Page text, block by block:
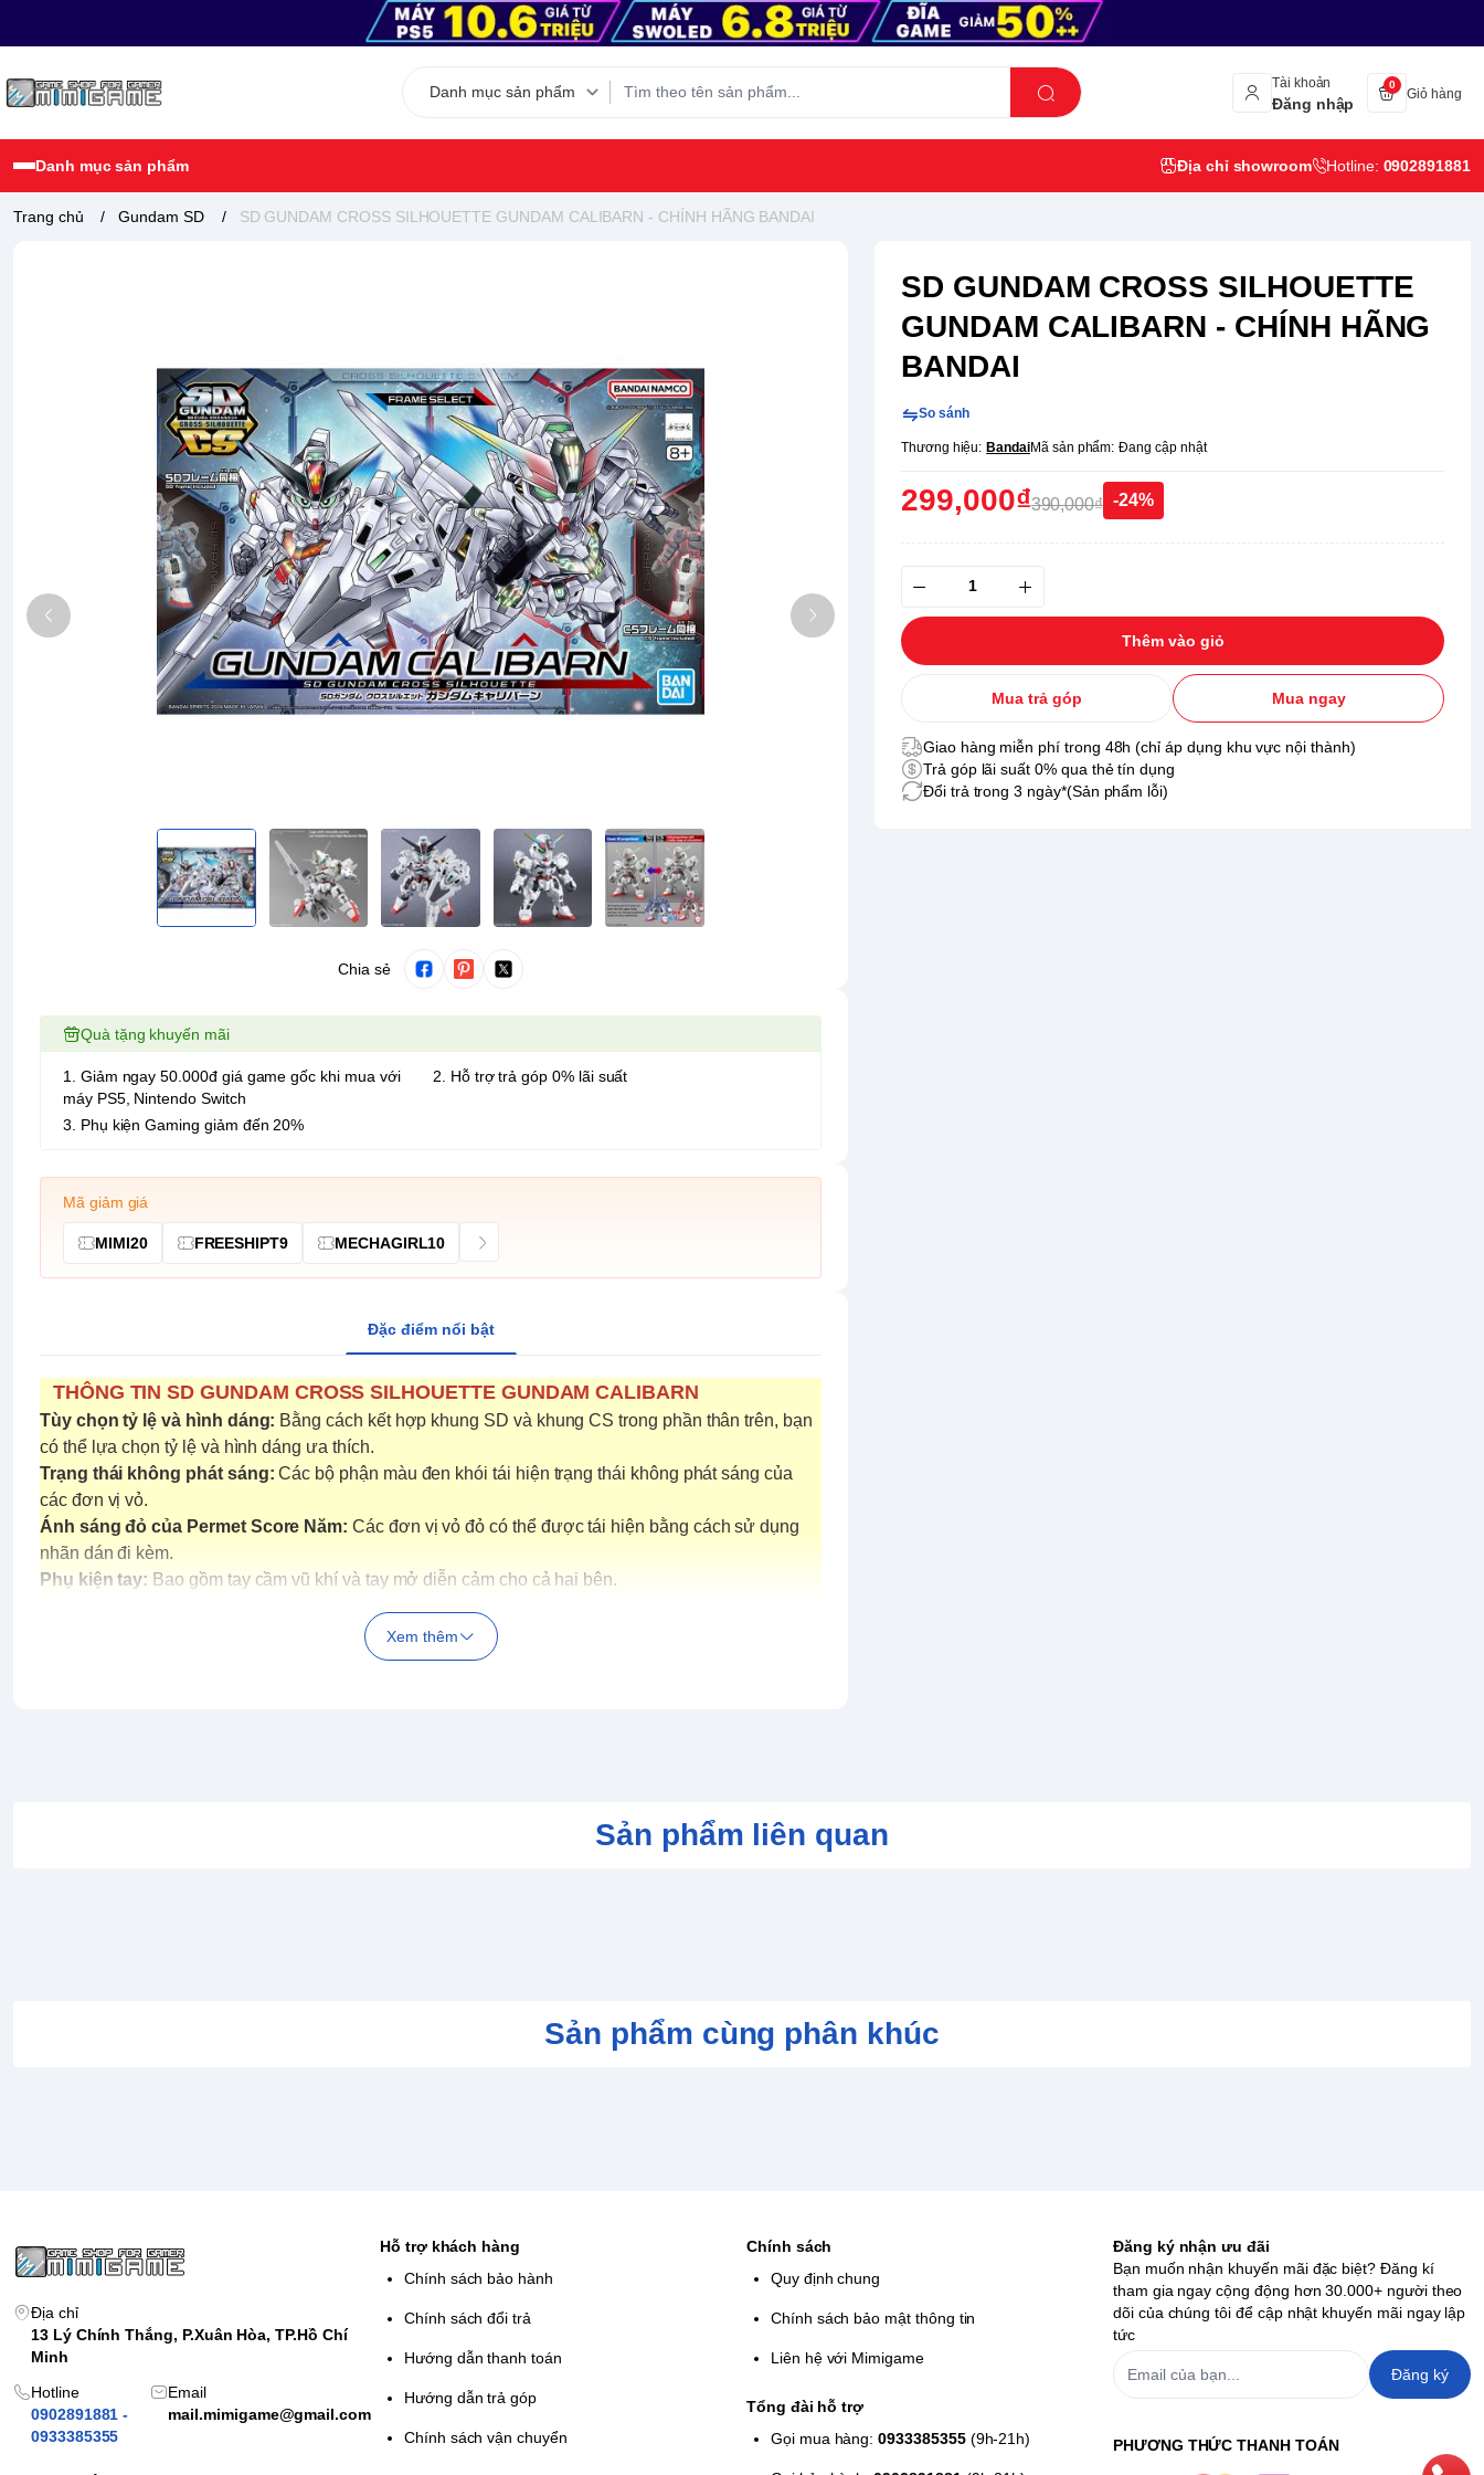
Tài khoản
Đăng nhập
0
Giỏ hàng
Danh mục sản phẩm Địa chỉ showroom Hotline: 0902891881
Trang chủ / Gundam SD / SD GUNDAM CROSS SILHOUETTE GUNDAM CALIBARN - CHÍNH HÃNG BANDAI
Chia sẻ
SD GUNDAM CROSS SILHOUETTE
GUNDAM CALIBARN - CHÍNH HÃNG
BANDAI
So sánh
Thương hiệu: BandaiMã sản phẩm: Đang cập nhật
299,000₫390,000₫ -24%
Thêm vào giỏ
Mua trả góp Mua ngay
Giao hàng miễn phí trong 48h (chỉ áp dụng khu vực nội thành)
Trả góp lãi suất 0% qua thẻ tín dụng
Đổi trả trong 3 ngày*(Sản phẩm lỗi)
Quà tặng khuyến mãi
1. Giảm ngay 50.000đ giá game gốc khi mua với
máy PS5, Nintendo Switch
2. Hỗ trợ trả góp 0% lãi suất
3. Phụ kiện Gaming giảm đến 20%
Mã giảm giá
MIMI20 FREESHIPT9 MECHAGIRL10
Đặc điểm nổi bật
THÔNG TIN SD GUNDAM CROSS SILHOUETTE GUNDAM CALIBARN
Tùy chọn tỷ lệ và hình dáng: Bằng cách kết hợp khung SD và khung CS trong phần thân trên, bạn
có thể lựa chọn tỷ lệ và hình dáng ưa thích.
Trạng thái không phát sáng: Các bộ phận màu đen khói tái hiện trạng thái không phát sáng của
các đơn vị vỏ.
Ánh sáng đỏ của Permet Score Năm: Các đơn vị vỏ đỏ có thể được tái hiện bằng cách sử dụng
nhãn dán đi kèm.
Phụ kiện tay: Bao gồm tay cầm vũ khí và tay mở diễn cảm cho cả hai bên.
Phần đẩy Quadra ở phía sau có thể mở và đóng.
Chân có các khớp nối và có thể biến đổi thành chế độ Cơ Động Cao (High
Xem thêm
Sản phẩm liên quan
Sản phẩm cùng phân khúc
Địa chỉ
13 Lý Chính Thắng, P.Xuân Hòa, TP.Hồ Chí
Minh
Hotline
0902891881 -
0933385355
Email
mail.mimigame@gmail.com
Hỗ trợ khách hàng
Chính sách bảo hành
Chính sách đổi trả
Hướng dẫn thanh toán
Hướng dẫn trả góp
Chính sách vận chuyển
Chính sách
Quy định chung
Chính sách bảo mật thông tin
Liên hệ với Mimigame
Tổng đài hỗ trợ
Gọi mua hàng:0933385355(9h-21h)
Đăng ký nhận ưu đãi
Bạn muốn nhận khuyến mãi đặc biệt? Đăng kí
tham gia ngay cộng động hơn 30.000+ người theo
dõi của chúng tôi để cập nhật khuyến mãi ngay lập
tức
Đăng ký
PHƯƠNG THỨC THANH TOÁN